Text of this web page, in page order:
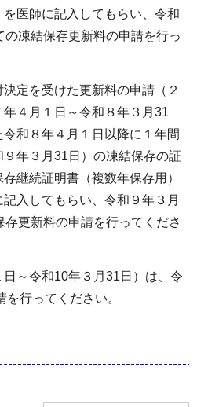
医師に記入してもらい、令和
の凍結保存更新料の申請を行っ
定を受けた更新料の申請（２
４月１日～令和８年３月31
和８年４月１日以降に１年間
９年３月31日）の凍結保存の証
継続証明書（複数年保存用）
記入してもらい、令和９年３月
更新料の申請を行ってくださ
～令和10年３月31日）は、令
行ってください。